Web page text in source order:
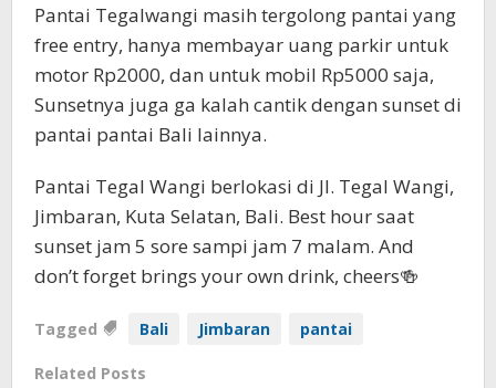
Pantai Tegalwangi masih tergolong pantai yang
free entry, hanya membayar uang parkir untuk
motor Rp2000, dan untuk mobil Rp5000 saja,
Sunsetnya juga ga kalah cantik dengan sunset di
pantai pantai Bali lainnya.
Pantai Tegal Wangi berlokasi di Jl. Tegal Wangi,
Jimbaran, Kuta Selatan, Bali. Best hour saat
sunset jam 5 sore sampi jam 7 malam. And
don’t forget brings your own drink, cheers🍻
Tagged Bali Jimbaran pantai
Related Posts